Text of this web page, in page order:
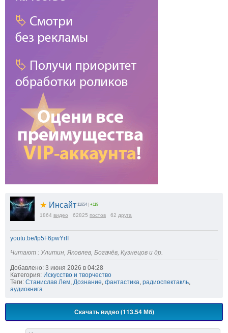
★ Инсайт 11654 +119
1864 видео 62825 постов 62 друга
youtu.be/tp5F6pwYrlI
Читают : Улитин, Яковлев, Богачёв, Кузнецов и др.
Добавлено: 3 июня 2026 в 04:28
Категория: Искусство и творчество
Теги: Станислав Лем, Дознание, фантастика, радиоспектакль,
аудиокнига
Скачать видео (113.54 Мб)